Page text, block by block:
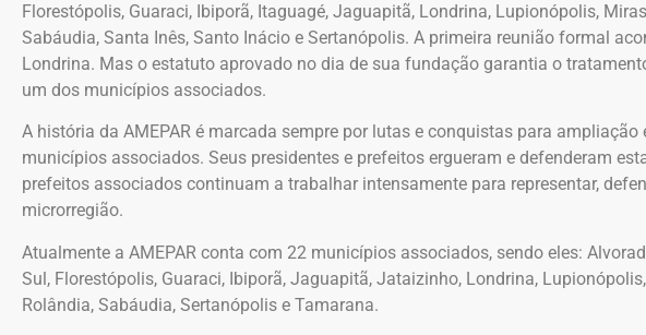
Florestópolis, Guaraci, Ibiporã, Itaguagé, Jaguapitã, Londrina, Lupionópolis,
Sabáudia, Santa Inês, Santo Inácio e Sertanópolis. A primeira reunião formal
Londrina. Mas o estatuto aprovado no dia de sua fundação garantia o
um dos municípios associados.
A história da AMEPAR é marcada sempre por lutas e conquistas para
municípios associados. Seus presidentes e prefeitos ergueram e defenderam
prefeitos associados continuam a trabalhar intensamente para representar,
microrregião.
Atualmente a AMEPAR conta com 22 municípios associados, sendo eles:
Sul, Florestópolis, Guaraci, Ibiporã, Jaguapitã, Jataizinho, Londrina,
Rolândia, Sabáudia, Sertanópolis e Tamarana.